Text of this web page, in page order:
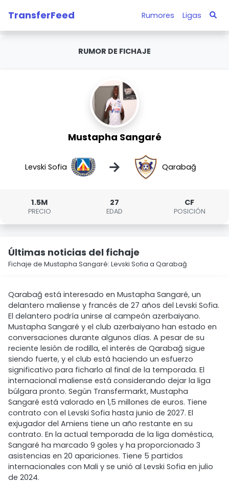
TransferFeed Rumores Ligas
RUMOR DE FICHAJE
Mustapha Sangaré
Levski Sofia → Qarabağ
1.5M
PRECIO
27
EDAD
CF
POSICIÓN
Últimas noticias del fichaje
Fichaje de Mustapha Sangaré: Levski Sofia a Qarabağ
Qarabağ está interesado en Mustapha Sangaré, un
delantero maliense y francés de 27 años del Levski Sofia.
El delantero podría unirse al campeón azerbaiyano.
Mustapha Sangaré y el club azerbaiyano han estado en
conversaciones durante algunos días. A pesar de su
reciente lesión de rodilla, el interés de Qarabağ sigue
siendo fuerte, y el club está haciendo un esfuerzo
significativo para ficharlo al final de la temporada. El
internacional maliense está considerando dejar la liga
búlgara pronto. Según Transfermarkt, Mustapha
Sangaré está valorado en 1,5 millones de euros. Tiene
contrato con el Levski Sofia hasta junio de 2027. El
exjugador del Amiens tiene un año restante en su
contrato. En la actual temporada de la liga doméstica,
Sangaré ha marcado 9 goles y ha proporcionado 3
asistencias en 20 apariciones. Tiene 5 partidos
internacionales con Mali y se unió al Levski Sofia en julio
de 2024.